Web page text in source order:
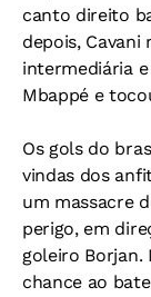
canto direito
depois,
intermediária
Mbappé e
Os gols do
vindas dos
um massacre
perigo, em
goleiro Borjan.
chance ao